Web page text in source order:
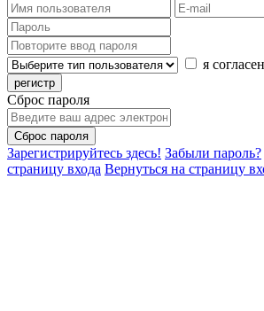
я
регистр
Сброс пароля
Сброс пароля
Зарегистрируйтесь здесь! Забыли пароль?
страницу входа Вернуться на страницу